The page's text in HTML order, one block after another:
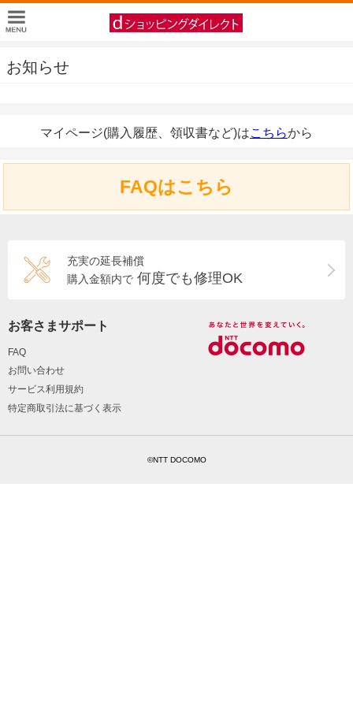
お知らせ
マイページ(購入履歴、領収書など)はこちらから
FAQはこちら
充実の延長補償
購入金額内で 何度でも修理OK
お客さまサポート
FAQ
お問い合わせ
サービス利用規約
特定商取引法に基づく表示
©NTT DOCOMO